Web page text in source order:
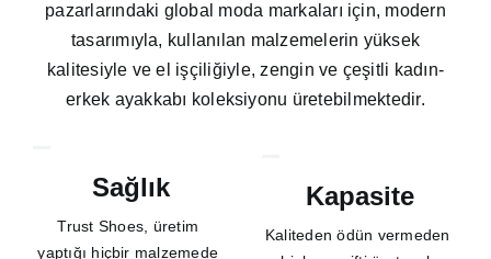
pazarlarındaki global moda markaları için, modern
tasarımıyla, kullanılan malzemelerin yüksek
kalitesiyle ve el işçiliğiyle, zengin ve çeşitli kadın-
erkek ayakkabı koleksiyonu üretebilmektedir.
Sağlık
Trust Shoes, üretim
yaptığı hiçbir malzemede
Kapasite
Kaliteden ödün vermeden